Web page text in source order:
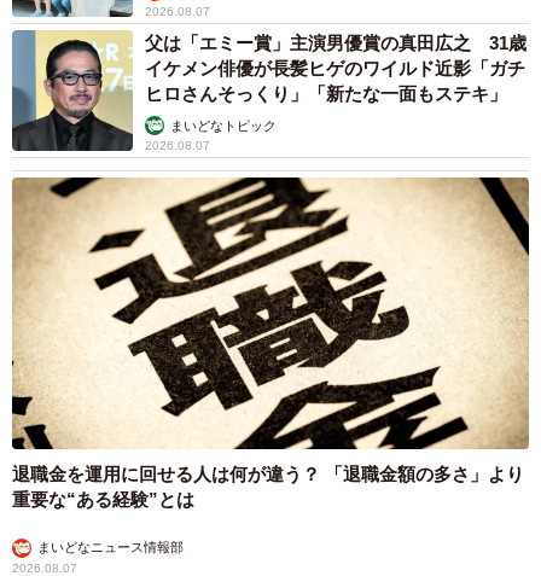
2026.08.07
父は「エミー賞」主演男優賞の真田広之 31歳
イケメン俳優が長髪ヒゲのワイルド近影「ガチ
ヒロさんそっくり」「新たな一面もステキ」
まいどなトピック
2026.08.07
退職金を運用に回せる人は何が違う？ 「退職金額の多さ」より
重要な“ある経験”とは
まいどなニュース情報部
2026.08.07